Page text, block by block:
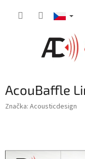
AcouBaffle
Značka: Acousticdesign